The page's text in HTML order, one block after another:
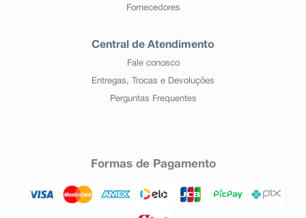
Fornecedores
Central de Atendimento
Fale conosco
Entregas, Trocas e Devoluções
Perguntas Frequentes
Formas de Pagamento